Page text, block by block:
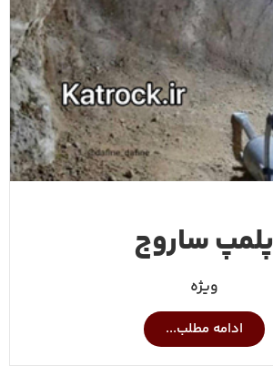
پلمپ ساروج
ویژه
ادامه مطلب...